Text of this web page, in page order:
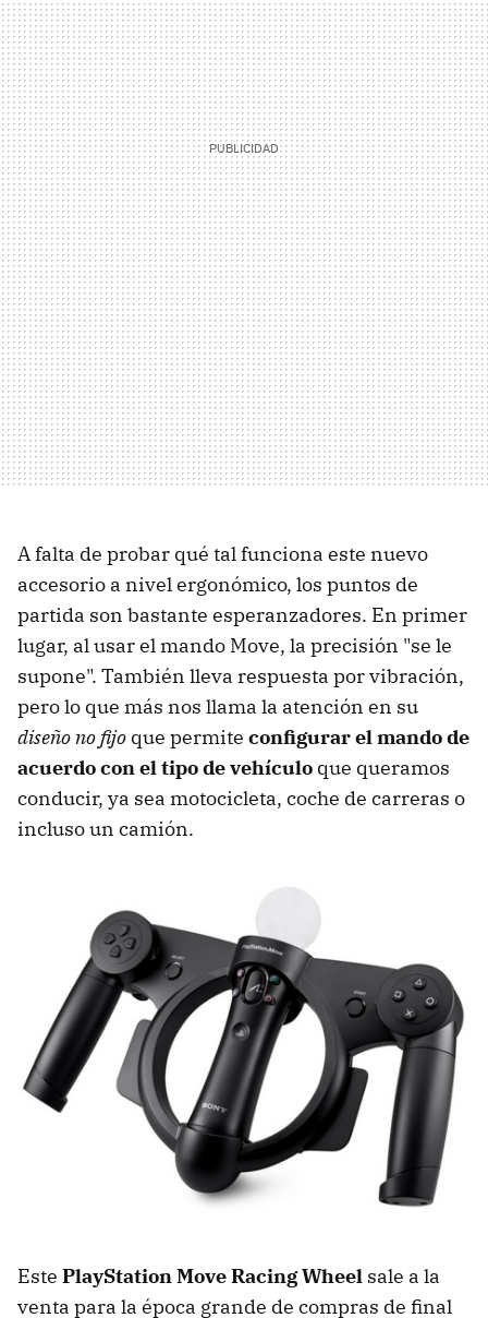
A falta de probar qué tal funciona este nuevo
accesorio a nivel ergonómico, los puntos de
partida son bastante esperanzadores. En primer
lugar, al usar el mando Move, la precisión "se le
supone". También lleva respuesta por vibración,
pero lo que más nos llama la atención en su
diseño no fijo que permite configurar el mando de
acuerdo con el tipo de vehículo que queramos
conducir, ya sea motocicleta, coche de carreras o
incluso un camión.
Este PlayStation Move Racing Wheel sale a la
venta para la época grande de compras de final